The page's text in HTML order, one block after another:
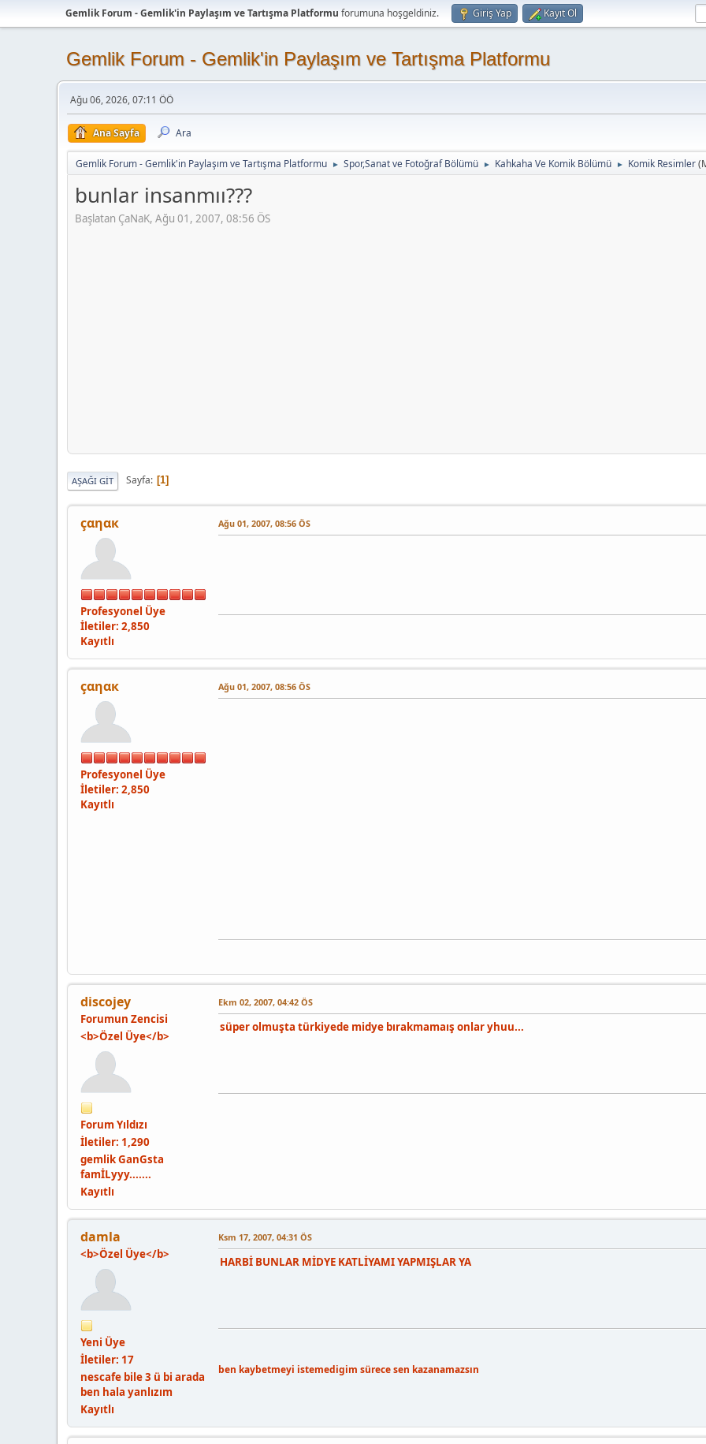
Gemlik Forum - Gemlik'in Paylaşım ve Tartışma Platformu forumuna hoşgeldiniz. Giriş Yap Kayıt Ol
Gemlik Forum - Gemlik'in Paylaşım ve Tartışma Platformu
Ağu 06, 2026, 07:11 ÖÖ
Ana Sayfa Ara
Gemlik Forum - Gemlik'in Paylaşım ve Tartışma Platformu ► Spor,Sanat ve Fotoğraf Bölümü ► Kahkaha Ve Komik Bölümü ► Komik Resimler
bunlar insanmıı???
Başlatan ÇaNaK, Ağu 01, 2007, 08:56 ÖS
AŞAĞI GIT Sayfa 1
çαηαк
Profesyonel Üye
İletiler: 2,850
Kayıtlı
Ağu 01, 2007, 08:56 ÖS
çαηαк
Profesyonel Üye
İletiler: 2,850
Kayıtlı
Ağu 01, 2007, 08:56 ÖS
discojey
Forumun Zencisi
<b>Özel Üye</b>
Forum Yıldızı
İletiler: 1,290
gemlik GanGsta
famİLyyy.......
Kayıtlı
Ekm 02, 2007, 04:42 ÖS
süper olmuşta türkiyede midye bırakmamaış onlar yhuu...
damla
<b>Özel Üye</b>
Yeni Üye
İletiler: 17
nescafe bile 3 ü bi arada
ben hala yanlızım
Kayıtlı
Ksm 17, 2007, 04:31 ÖS
HARBİ BUNLAR MİDYE KATLİYAMI YAPMIŞLAR YA
ben kaybetmeyi istemedigim sürece sen kazanamazsın